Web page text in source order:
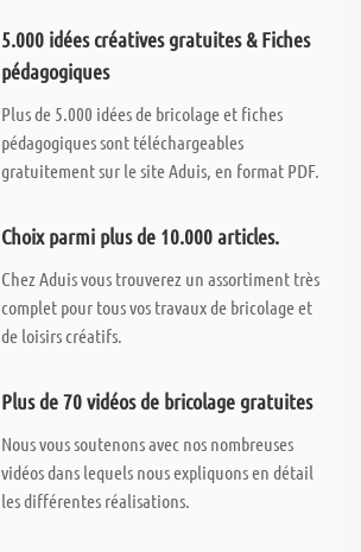
5.000 idées créatives gratuites & Fiches
pédagogiques
Plus de 5.000 idées de bricolage et fiches
pédagogiques sont téléchargeables
gratuitement sur le site Aduis, en format PDF.
Choix parmi plus de 10.000 articles.
Chez Aduis vous trouverez un assortiment très
complet pour tous vos travaux de bricolage et
de loisirs créatifs.
Plus de 70 vidéos de bricolage gratuites
Nous vous soutenons avec nos nombreuses
vidéos dans lequels nous expliquons en détail
les différentes réalisations.